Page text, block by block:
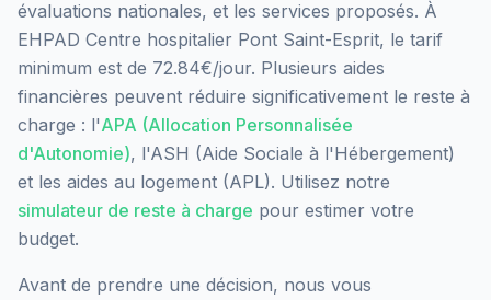
évaluations nationales, et les services proposés. À
EHPAD Centre hospitalier Pont Saint-Esprit, le tarif
minimum est de 72.84€/jour. Plusieurs aides
financières peuvent réduire significativement le reste à
charge : l'APA (Allocation Personnalisée
d'Autonomie), l'ASH (Aide Sociale à l'Hébergement)
et les aides au logement (APL). Utilisez notre
simulateur de reste à charge pour estimer votre
budget.
Avant de prendre une décision, nous vous